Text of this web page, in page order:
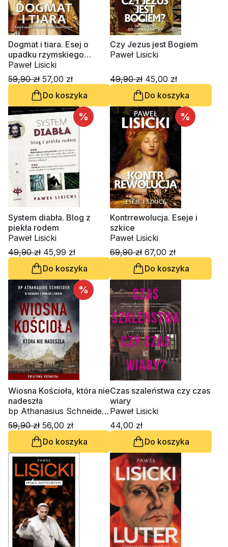
Dogmat i tiara. Esej o
upadku rzymskiego
katolicyzmu
Paweł Lisicki
59,90 zł 57,00 zł
Do koszyka
Czy Jezus jest Bogiem
Paweł Lisicki
49,90 zł 45,00 zł
Do koszyka
%
System diabła. Blog z
piekła rodem
Paweł Lisicki
49,90 zł 45,99 zł
Do koszyka
%
Kontrrewolucja. Eseje i
szkice
Paweł Lisicki
69,90 zł 67,00 zł
Do koszyka
%
Wiosna Kościoła, która nie
nadeszła
bp Athanasius Schneider,
Paweł Lisicki
59,90 zł 56,00 zł
Do koszyka
Czas szaleństwa czy czas
wiary
Paweł Lisicki
44,00 zł
Do koszyka